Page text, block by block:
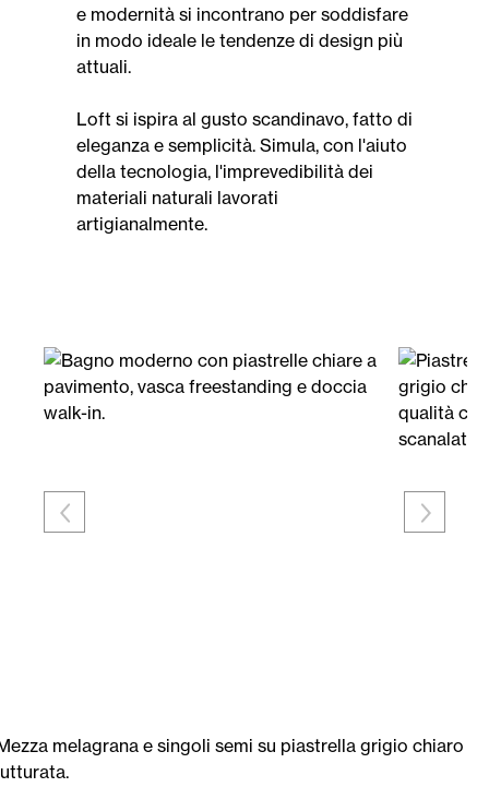
e modernità si incontrano per soddisfare
in modo ideale le tendenze di design più
attuali.
Loft si ispira al gusto scandinavo, fatto di
eleganza e semplicità. Simula, con l'aiuto
della tecnologia, l'imprevedibilità dei
materiali naturali lavorati
artigianalmente.